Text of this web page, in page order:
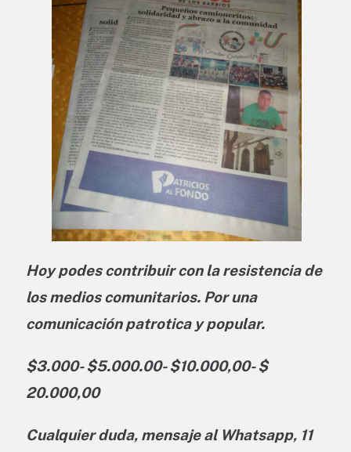
Hoy podes contribuir con la resistencia de
los medios comunitarios. Por una
comunicación patrotica y popular.
$3.000- $5.000.00- $10.000,00- $
20.000,00
Cualquier duda, mensaje al Whatsapp, 11